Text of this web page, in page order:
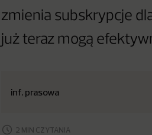
zmienia subskrypcje
już teraz mogą
inf. prasowa
2 MIN CZYTANIA